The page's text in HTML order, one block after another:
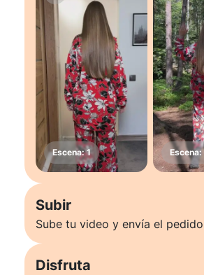
Subir
Sube tu video y envía el
Disfruta